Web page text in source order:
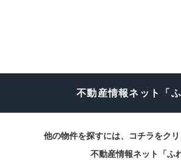
不動産情報ネット「
他の物件を探すには、コチラをク
不動産情報ネット「ふ